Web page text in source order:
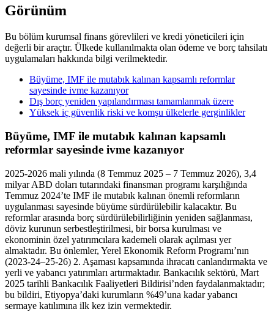
Görünüm
Bu bölüm kurumsal finans görevlileri ve kredi yöneticileri için
değerli bir araçtır. Ülkede kullanılmakta olan ödeme ve borç tahsilatı
uygulamaları hakkında bilgi verilmektedir.
Büyüme, IMF ile mutabık kalınan kapsamlı reformlar
sayesinde ivme kazanıyor
Dış borç yeniden yapılandırması tamamlanmak üzere
Yüksek iç güvenlik riski ve komşu ülkelerle gerginlikler
Büyüme, IMF ile mutabık kalınan kapsamlı
reformlar sayesinde ivme kazanıyor
2025-2026 mali yılında (8 Temmuz 2025 – 7 Temmuz 2026), 3,4
milyar ABD doları tutarındaki finansman programı karşılığında
Temmuz 2024’te IMF ile mutabık kalınan önemli reformların
uygulanması sayesinde büyüme sürdürülebilir kalacaktır. Bu
reformlar arasında borç sürdürülebilirliğinin yeniden sağlanması,
döviz kurunun serbestleştirilmesi, bir borsa kurulması ve
ekonominin özel yatırımcılara kademeli olarak açılması yer
almaktadır. Bu önlemler, Yerel Ekonomik Reform Programı’nın
(2023-24–25-26) 2. Aşaması kapsamında ihracatı canlandırmakta ve
yerli ve yabancı yatırımları artırmaktadır. Bankacılık sektörü, Mart
2025 tarihli Bankacılık Faaliyetleri Bildirisi’nden faydalanmaktadır;
bu bildiri, Etiyopya’daki kurumların %49’una kadar yabancı
sermaye katılımına ilk kez izin vermektedir.